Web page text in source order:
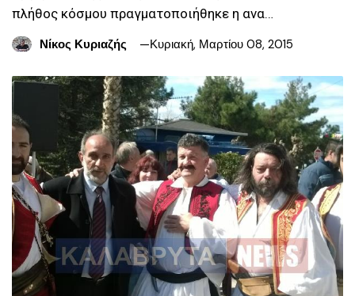
πλήθος κόσμου πραγματοποιήθηκε η ανα…
Νίκος Κυριαζής
Κυριακή, Μαρτίου 08, 2015